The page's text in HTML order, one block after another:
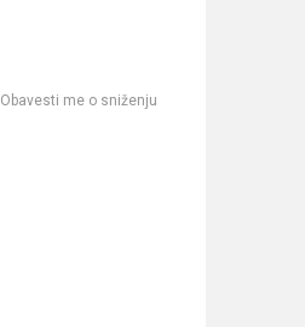
Obavesti me o sniženju